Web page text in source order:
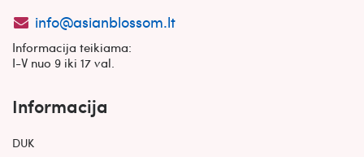
info@asianblossom.lt
Informacija teikiama:
I-V nuo 9 iki 17 val.
Informacija
DUK